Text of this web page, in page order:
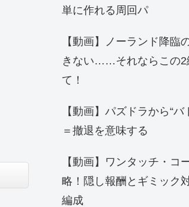
単に作れる周回パ
【動画】ノーランド降臨
きない……それならこの2
て！
【動画】パズドラから“バ
＝撤退を意味する
【動画】ワンタッチ・コ
略！隠し報酬とギミック
編成